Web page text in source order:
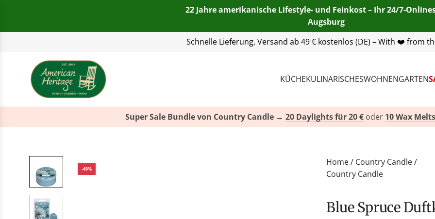
22 Jahre amerikanische Lifestyle- und Feinkost – Ihr 24/7-
Augsburg
+49(0)821 455 254 00| E-Mail:info@american-heritage.de| WhatsApp:
KÜCHEKULINARISCHESWOHNENGARTEN
Super Sale Bundle von Country Candle → 20 Daylights für 20 € oder 10 Wax
-49%
Home/ Country Candle/
Country Candle
Blue Spruce